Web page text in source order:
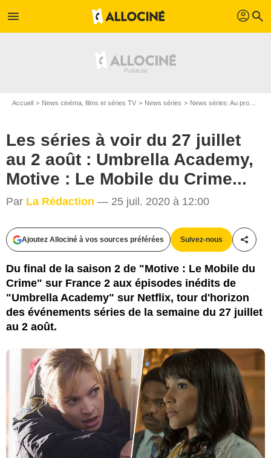
menu profil search
Accueil News cinéma, films et séries TV News séries News séries: Au programme
Les séries à voir du 27 juillet
au 2 août : Umbrella Academy,
Motive : Le Mobile du Crime...
Par La Rédaction — 25 juil. 2020 à 12:00
Ajoutez Allociné à vos sources préférées Suivez-nous
Du final de la saison 2 de "Motive : Le Mobile du
Crime" sur France 2 aux épisodes inédits de
"Umbrella Academy" sur Netflix, tour d'horizon
des événements séries de la semaine du 27 juillet
au 2 août.
FR_tmdb / Christos Kalohoridis/Netflix